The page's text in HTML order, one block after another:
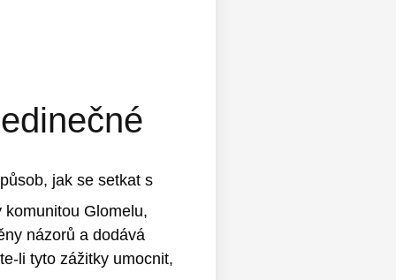
jak se setkat s
Glomelu,
názorů a dodává
li tyto zážitky umocnit,